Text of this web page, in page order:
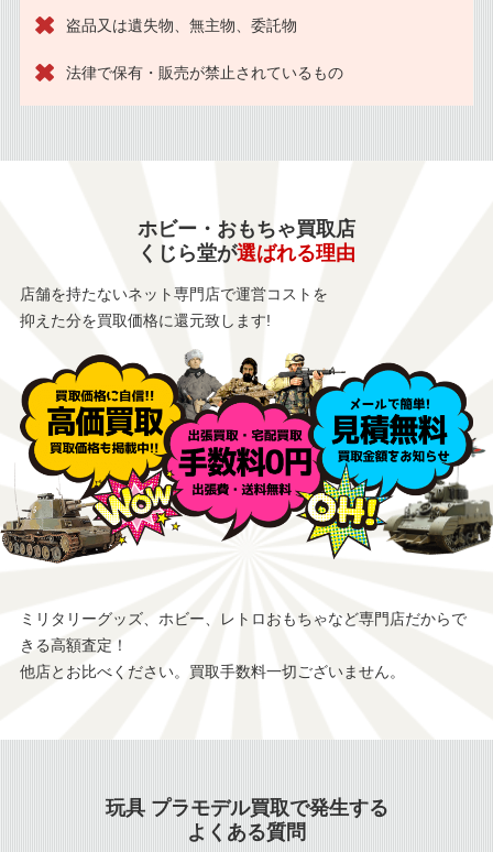
盗品又は遺失物、無主物、委託物
法律で保有・販売が禁止されているもの
ホビー・おもちゃ買取店
くじら堂が選ばれる理由
店舗を持たないネット専門店で運営コストを
抑えた分を買取価格に還元致します!
ミリタリーグッズ、ホビー、レトロおもちゃなど専門店だからで
きる高額査定！
他店とお比べください。買取手数料一切ございません。
玩具 プラモデル買取で発生する
よくある質問